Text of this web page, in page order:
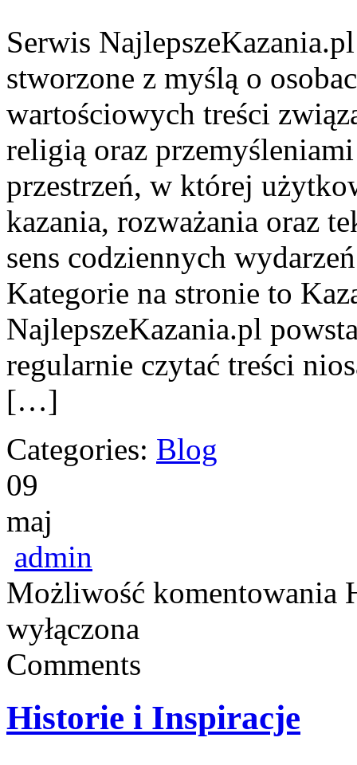
Serwis
stworzone z myślą o
wartościowych treści
religią oraz
przestrzeń, w której
kazania, rozważania oraz
sens codziennych
Kategorie na stronie to
NajlepszeKazania.pl
regularnie czytać treści
[…]
Categories: Blog
09
maj
admin
Możliwość komentowania
wyłączona
Comments
Historie i Inspiracje